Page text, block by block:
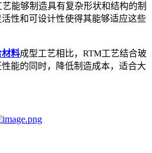
能够制造具有复杂形状和结构的制
性和可设计性使得其能够适应这些
材料成型工艺相比，RTM工艺结合玻
能的同时，降低制造成本，适合大